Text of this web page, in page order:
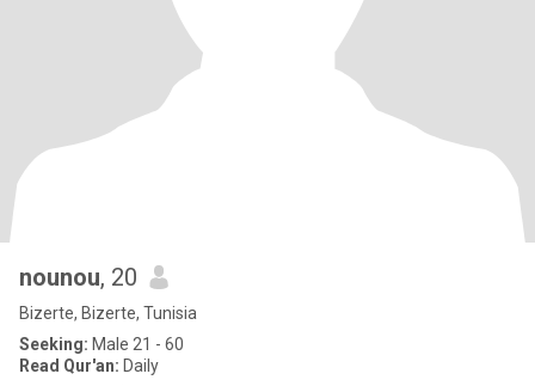
nounou, 20
Bizerte, Bizerte, Tunisia
Seeking: Male 21 - 60
Read Qur'an: Daily